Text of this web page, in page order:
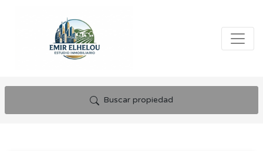
Buscar propiedad